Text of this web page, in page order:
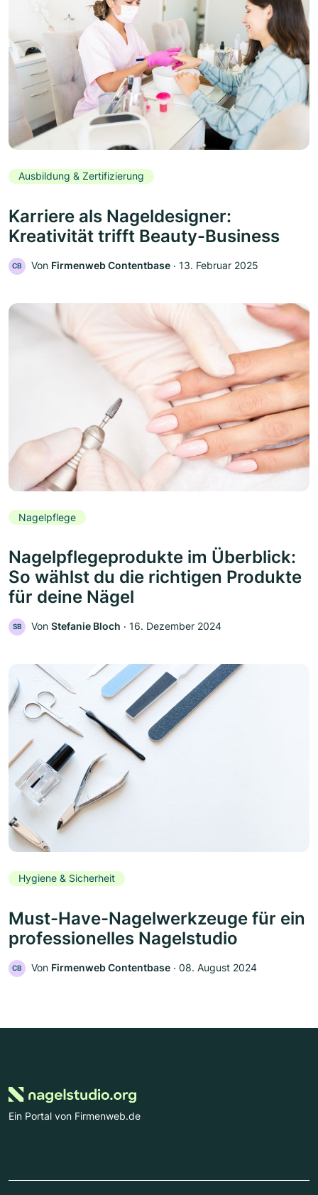
Ausbildung & Zertifizierung
Karriere als Nageldesigner:
Kreativität trifft Beauty-Business
CB Von Firmenweb Contentbase ‧ 13. Februar 2025
Nagelpflege
Nagelpflegeprodukte im Überblick:
So wählst du die richtigen Produkte
für deine Nägel
SB Von Stefanie Bloch ‧ 16. Dezember 2024
Hygiene & Sicherheit
Must-Have-Nagelwerkzeuge für ein
professionelles Nagelstudio
CB Von Firmenweb Contentbase ‧ 08. August 2024
Ein Portal von Firmenweb.de